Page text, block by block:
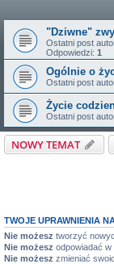
"Dziwne"
Ostatni post
Odpowiedzi: 1
Ogólnie o
Ostatni post
Życie
Ostatni post
NOWY TEMAT
TWOJE UPRAWNIENIA
Nie możesz tworzyć
Nie możesz odpowiadać w
Nie możesz zmieniać